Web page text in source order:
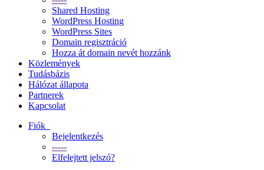
Shared Hosting
WordPress Hosting
WordPress Sites
Domain regisztráció
Hozza át domain nevét hozzánk
Közlemények
Tudásbázis
Hálózat állapota
Partnerek
Kapcsolat
Fiók
Bejelentkezés
-----
Elfelejtett jelszó?